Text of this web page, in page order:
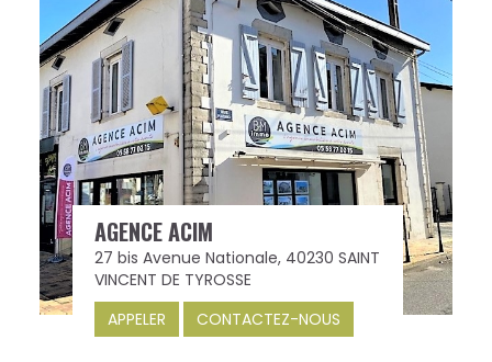
AGENCE ACIM
27 bis Avenue Nationale, 40230 SAINT
VINCENT DE TYROSSE
APPELER
CONTACTEZ-NOUS